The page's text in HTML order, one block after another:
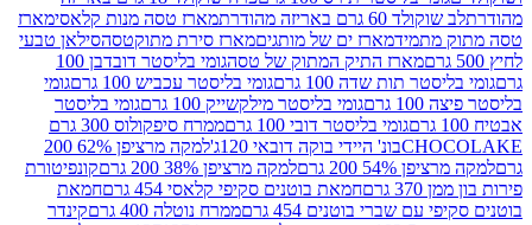
60 גרם באריזה מהודרת
מארז טסה מנות קלאסי מארז
מארז ים של מותגיםמארז סירת מתוקטסהסילאן טבעי
מארז התיק המתוק של טסה
גומי בליסטר דובדבן 100
תות שדה 100 גרם
גומי בליסטר עכביש 100 גרם
גומי
גרם
גומי בליסטר מילקשייק 100 גרם
גומי בליסטר
גומי בליסטר דובי 100 גרם
ממרח סיפקולוס 300 גרם
בונ' היידי בוקה דובאי 120ג'
למקה מרציפן 62% 200
200 גרם
למקה מרציפן 38% 200 גרם
קונפיטורת
גרם
חמאת בוטנים סקיפי קלאסי 454 גרם
חמאת
עם שברי בוטנים 454 גרם
ממרח נוטלה 400 גרם
קינדר